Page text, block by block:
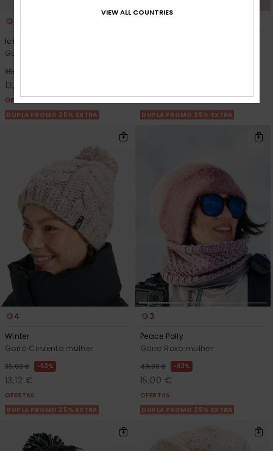
Icevalley
Gorro Preto mulher
35,00 €
13,12 €
OFERTAS
DUPLA PROMO 25% EXTRA
OFERTAS
DUPLA PROMO 25% EXTRA
4
Winter
Gorro Cinzento mulher
35,00 € 63%
13,12 €
OFERTAS
DUPLA PROMO 25% EXTRA
3
Peace Polly
Gorro Roxo mulher
40,00 € 63%
15,00 €
OFERTAS
DUPLA PROMO 25% EXTRA
VIEW ALL COUNTRIES